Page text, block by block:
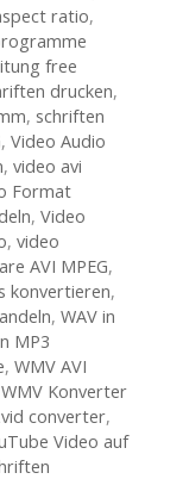
ratio,
free
drucken,
, schriften
, Video Audio
, video avi
Format
, Video
, video
AVI MPEG,
konvertieren,
, WAV in
MP3
, WMV AVI
WMV Konverter
converter,
Video auf